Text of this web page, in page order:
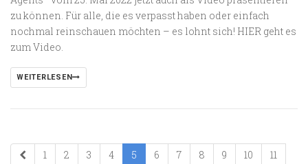
zu können. Für alle, die es verpasst haben oder einfach
nochmal reinschauen möchten – es lohnt sich! HIER geht es
zum Video.
WEITERLESEN
1 2 3 4 5 6 7 8 9 10 11